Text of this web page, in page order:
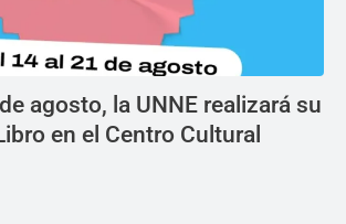
agosto, la UNNE realizará su
en el Centro Cultural